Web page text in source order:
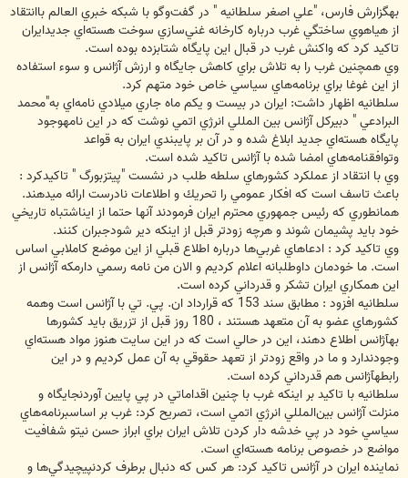
بهگزارش فارس، "علي اصغر سلطانيه " در گفت‌وگو با شبكه خبري العالم باانتقاد
از هياهوي ساختگي غرب درباره كارخانه غني‌سازي سوخت هسته‌اي جديدايران
تاكيد كرد كه واكنش غرب در قبال اين پايگاه شتابزده بوده است.
وي همچنين غرب را به تلاش براي كاهش جايگاه و ارزش آژانس و سوء استفاده
از اين غوغا براي برنامه‌هاي سياسي خاص خود متهم كرد.
سلطانيه اظهار داشت: ايران در بيست و يكم ماه جاري ميلادي نامه‌اي به"محمد
البرادعي " دبيركل آژانس بين المللي انرژي اتمي نوشت كه در اين نامهوجود
پايگاه هسته‌اي جديد ابلاغ شده و در آن بر پايبندي ايران به قواعد
وتوافقنامه‌هاي امضا شده با آژانس تاكيد شده است.
وي با انتقاد از عملكرد كشورهاي سلطه طلب در نشست "پيتزبورگ " تاكيدكرد :
باعث تاسف است كه افكار عمومي را تحريك و اطلاعات نادرست ارائه ميدهند.
همانطوري كه رئيس جمهوري محترم ايران فرمودند آنها حتما از ايناشتباه تاريخي
خود بايد پشيمان شوند و هرچه زودتر قبل از اينكه دير شودجبران كنند.
وي تاكيد كرد : ادعاهاي غربي‌ها درباره اطلاع قبلي از اين موضع كاملابي اساس
است. ما خودمان داوطلبانه اعلام كرديم و الان من نامه رسمي دارمكه آژانس از
اين همكاري ايران تشكر و قدرداني كرده است.
سلطانيه افزود : مطابق سند 153 كه قرارداد ان. پي. تي با آژانس است وهمه
كشورهاي عضو به آن متعهد هستند ، 180 روز قبل از تزريق بايد كشورها
بهآژانس اطلاع دهند، اين در حالي است كه در اين سايت هنوز مواد هسته‌اي
وجودندارد و ما در واقع زودتر از تعهد حقوقي به آن عمل كرديم و در اين
رابطهآژانس هم قدرداني كرده است.
سلطانيه با تاكيد بر اينكه غرب با چنين اقداماتي در پي پايين آوردنجايگاه و
منزلت آژانس بين‌المللي انرژي اتمي است، تصريح كرد: غرب بر اساسبرنامه‌هاي
سياسي خود در پي خدشه دار كردن تلاش ايران براي ابراز حسن نيتو شفافيت
مواضع در خصوص برنامه هسته‌اي است.
نماينده ايران در آژانس تاكيد كرد: هر كس كه دنبال برطرف كردنپيچيدگي‌ها و